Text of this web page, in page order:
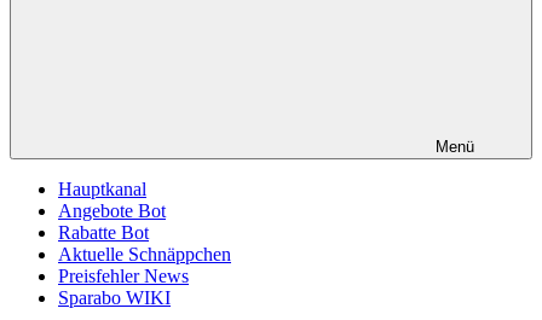
Menü
Hauptkanal
Angebote Bot
Rabatte Bot
Aktuelle Schnäppchen
Preisfehler News
Sparabo WIKI